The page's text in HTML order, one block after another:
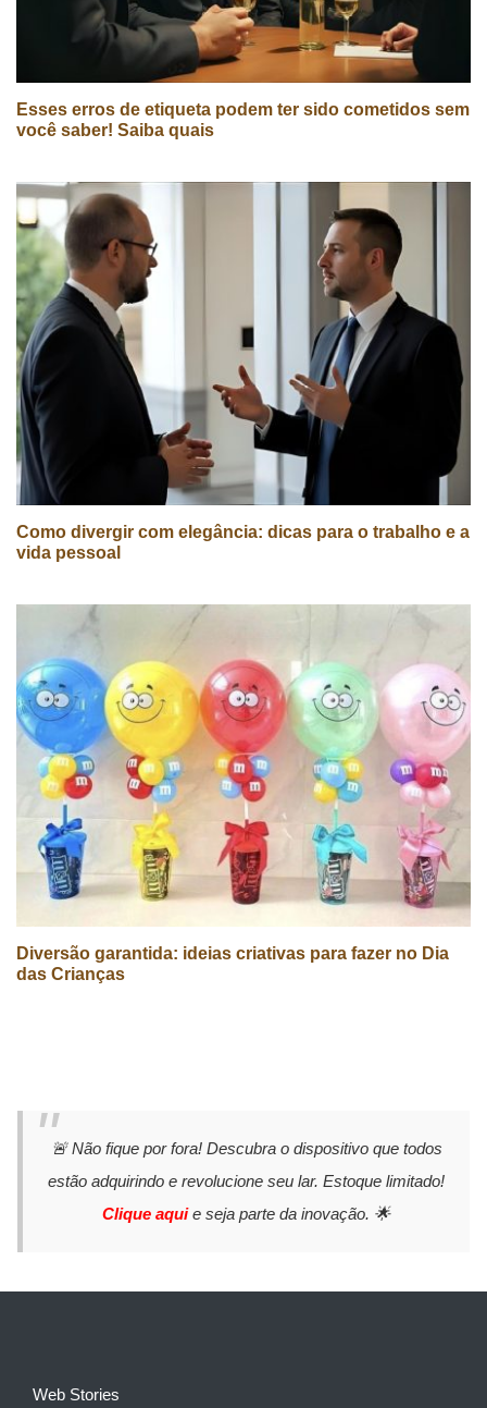
Esses erros de etiqueta podem ter sido cometidos sem
você saber! Saiba quais
Como divergir com elegância: dicas para o trabalho e a
vida pessoal
Diversão garantida: ideias criativas para fazer no Dia
das Crianças
🚨 Não fique por fora! Descubra o dispositivo que todos
estão adquirindo e revolucione seu lar. Estoque limitado!
Clique aquie seja parte da inovação. 🌟
Web Stories